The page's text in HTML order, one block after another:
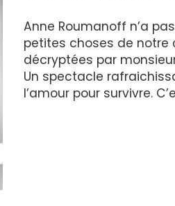
Anne Roumanoff n’a
petites choses de notre
décryptées par
Un spectacle
l’amour pour survivre.